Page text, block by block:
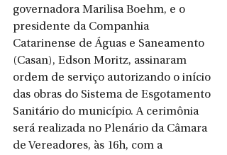
governadora Marilisa Boehm, e o
presidente da Companhia
Catarinense de Águas e Saneamento
(Casan), Edson Moritz, assinaram
ordem de serviço autorizando o início
das obras do Sistema de Esgotamento
Sanitário do município. A cerimônia
será realizada no Plenário da Câmara
de Vereadores, às 16h, com a